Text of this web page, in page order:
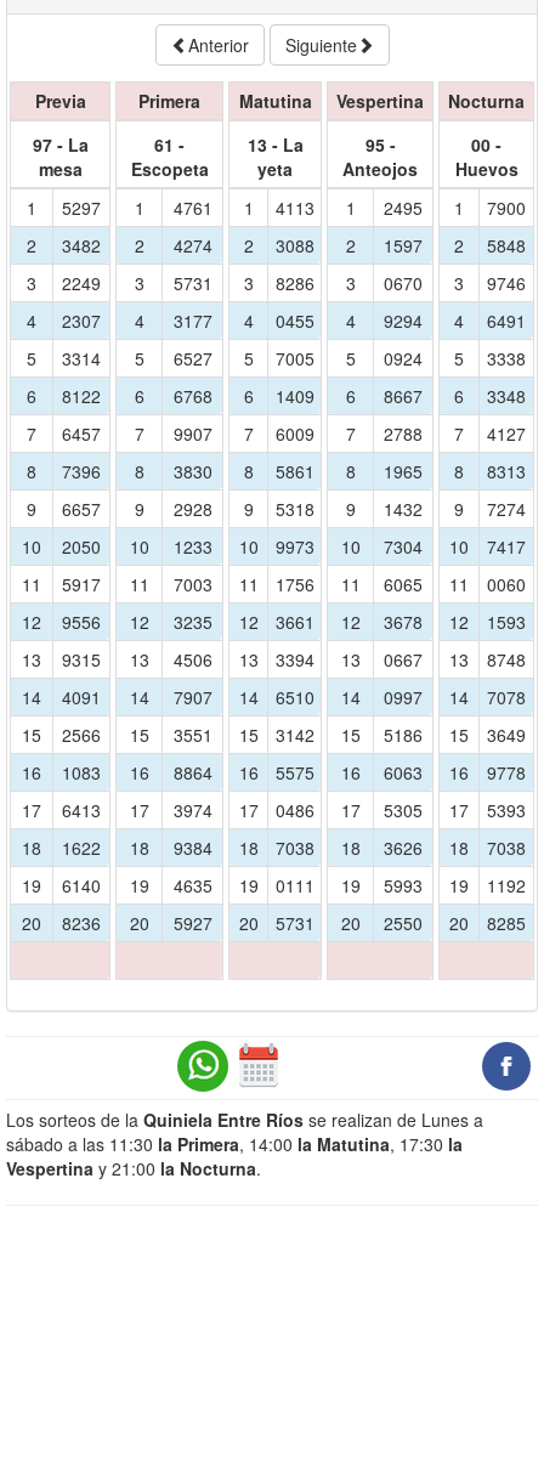
Anterior Siguiente
Previa
97 - La
mesa
1
5297
2
3482
3
2249
4
2307
5
3314
6
8122
7
6457
8
7396
9
6657
10
2050
11
5917
12
9556
13
9315
14
4091
15
2566
16
1083
17
6413
18
1622
19
6140
20
8236
Primera
61 -
Escopeta
1
4761
2
4274
3
5731
4
3177
5
6527
6
6768
7
9907
8
3830
9
2928
10
1233
11
7003
12
3235
13
4506
14
7907
15
3551
16
8864
17
3974
18
9384
19
4635
20
5927
Matutina
13 - La
yeta
1
4113
2
3088
3
8286
4
0455
5
7005
6
1409
7
6009
8
5861
9
5318
10
9973
11
1756
12
3661
13
3394
14
6510
15
3142
16
5575
17
0486
18
7038
19
0111
20
5731
Vespertina
95 -
Anteojos
1
2495
2
1597
3
0670
4
9294
5
0924
6
8667
7
2788
8
1965
9
1432
10
7304
11
6065
12
3678
13
0667
14
0997
15
5186
16
6063
17
5305
18
3626
19
5993
20
2550
Nocturna
00 -
Huevos
1
7900
2
5848
3
9746
4
6491
5
3338
6
3348
7
4127
8
8313
9
7274
10
7417
11
0060
12
1593
13
8748
14
7078
15
3649
16
9778
17
5393
18
7038
19
1192
20
8285
Los sorteos de la Quiniela Entre Ríos se realizan de Lunes a
sábado a las 11:30 la Primera, 14:00 la Matutina, 17:30 la
Vespertina y 21:00 la Nocturna.